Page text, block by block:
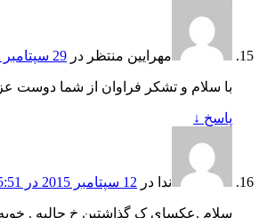
مهرایین منتظر در 29 سپتامبر 2015 در 20:33
با سلام و تشکر فراوان از شما دوست
پاسخ ↓
ندا در 12 سپتامبر 2015 در 15:51
سلام .عکسای ک گذاشتین خ جالبه .